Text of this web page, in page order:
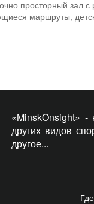
просторный зал
маршруты,
«MinskOnsight» -
других видов
другое...